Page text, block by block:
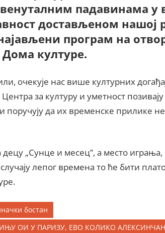
падавинама у
достављеном нашој
програм на
културе.
очекује нас више културних
за културу и уметност
поручују да их временске прилике
децу „Сунце и месец”, а место
лепог времена то ће бити
бостан
ОИ У ПАРИЗУ, ЕВО КОЛИКО